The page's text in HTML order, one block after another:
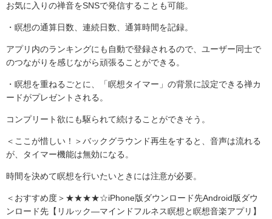
お気に入りの禅音をSNSで発信することも可能。
・瞑想の通算日数、連続日数、通算時間を記録。
アプリ内のランキングにも自動で登録されるので、ユーザー同士で
のつながりを感じながら頑張ることができる。
・瞑想を重ねるごとに、「瞑想タイマー」の背景に設定できる禅カ
ードがプレゼントされる。
コンプリート欲にも駆られて続けることができそう。
＜ここが惜しい！＞バックグラウンド再生をすると、音声は流れる
が、タイマー機能は無効になる。
時間を決めて瞑想を行いたいときには注意が必要。
＜おすすめ度＞★★★★☆iPhone版ダウンロード先Android版ダウ
ンロード先【リルック―マインドフルネス瞑想と瞑想音楽アプリ】